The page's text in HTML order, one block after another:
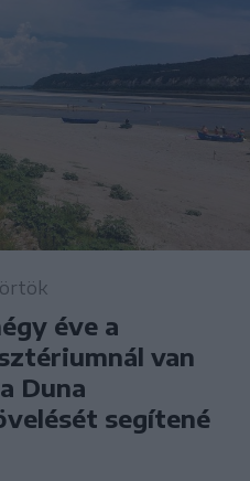
éve a
van
Duna
segítené